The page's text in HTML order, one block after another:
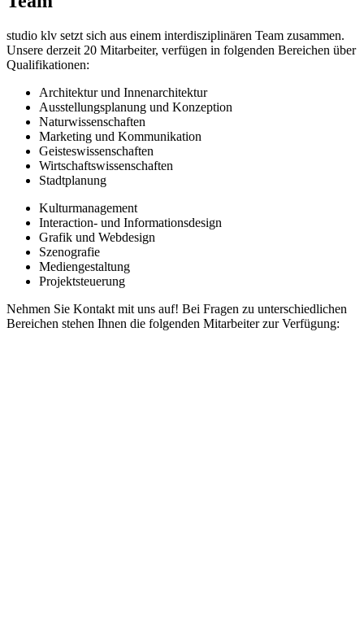
studio klv setzt sich aus einem interdisziplinären Team zusammen.
Unsere derzeit 20 Mitarbeiter, verfügen in folgenden Bereichen über
Qualifikationen:
Architektur und Innenarchitektur
Ausstellungsplanung und Konzeption
Naturwissenschaften
Marketing und Kommunikation
Geisteswissenschaften
Wirtschaftswissenschaften
Stadtplanung
Kulturmanagement
Interaction- und Informationsdesign
Grafik und Webdesign
Szenografie
Mediengestaltung
Projektsteuerung
Nehmen Sie Kontakt mit uns auf! Bei Fragen zu unterschiedlichen
Bereichen stehen Ihnen die folgenden Mitarbeiter zur Verfügung: